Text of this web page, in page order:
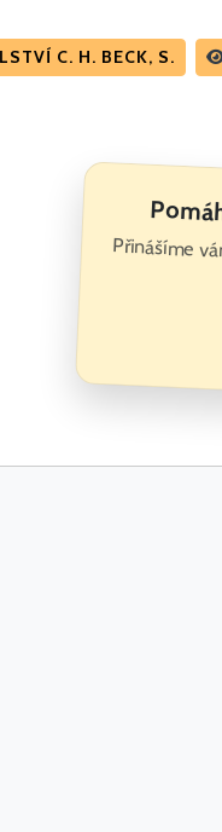
C. H. BECK, S.
Přinášíme